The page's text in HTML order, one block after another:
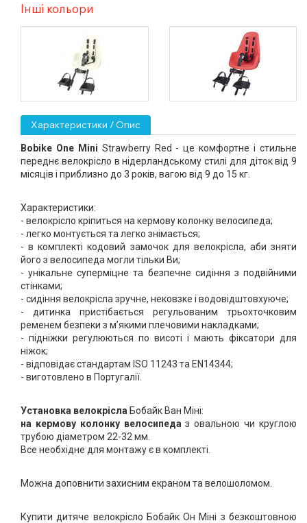
Інші кольори
Характеристики / Опис
Bobike One Mini Strawberry Red - це комфортне і стильне
переднє велокрісло в нідерландському стилі для діток від 9
місяців і приблизно до 3 років, вагою від 9 до 15 кг.
Характеристики:
- велокрісло кріпиться на кермову колонку велосипеда;
- легко монтується та легко знімається;
- в комплекті кодовий замочок для велокрісла, аби зняти
його з велосипеда могли тільки Ви;
- унікальне суперміцне та безпечне сидіння з подвійними
стінками;
- сидіння велокрісла зручне, нековзке і водовідштовхуюче;
- дитинка пристібається регульованим трьохточковим
ременем безпеки з м’якими плечовими накладками;
- підніжки регулюються по висоті і мають фіксатори для
ніжок;
- відповідає стандартам ISO 11243 та EN14344;
- виготовлено в Португалії.
Установка велокрісла Бобайк Ван Міні:
на кермову колонку велосипеда з овальною чи круглою
трубою діаметром 22-32 мм.
Все необхідне для монтажу є в комплекті.
Можна доповнити захисним екраном та велошоломом.
Купити дитяче велокрісло Бобайк Он Міні з безкоштовною